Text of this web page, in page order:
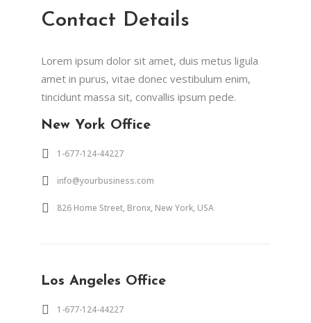
Contact Details
Lorem ipsum dolor sit amet, duis metus ligula
amet in purus, vitae donec vestibulum enim,
tincidunt massa sit, convallis ipsum pede.
New York Office
1-677-124-44227
info@yourbusiness.com
826 Home Street, Bronx, New York, USA
Los Angeles Office
1-677-124-44227